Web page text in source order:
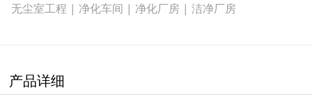
无尘室工程 | 净化车间 | 净化厂房 | 洁净厂房
产品详细